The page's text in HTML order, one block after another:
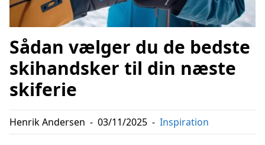
Sådan vælger du de bedste
skihandsker til din næste
skiferie
Henrik Andersen - 03/11/2025 - Inspiration